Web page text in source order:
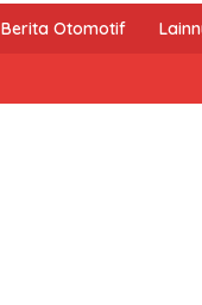
Berita Otomotif